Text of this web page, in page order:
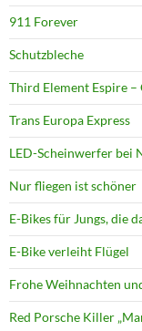
911 Forever
Schutzbleche
Third Element Espire –
Trans Europa Express
LED-Scheinwerfer bei
Nur fliegen ist schöner
E-Bikes für Jungs, die
E-Bike verleiht Flügel
Frohe Weihnachten
Red Porsche Killer